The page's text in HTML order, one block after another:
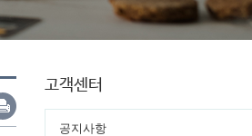
고객센터
공지사항